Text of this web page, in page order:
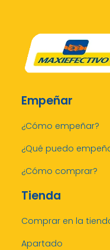
Empeñar
¿Cómo empeñar?
¿Qué puedo
¿Cómo comprar?
Tienda
Comprar en la
Apartado